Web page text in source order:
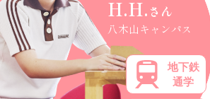
H.H. さん
八木山キャンパス
地下鉄
通学